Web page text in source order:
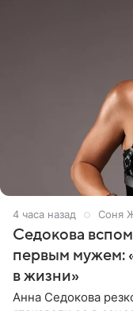
4 часа назад Соня
Седокова
первым мужем:
в жизни»
Анна Седокова